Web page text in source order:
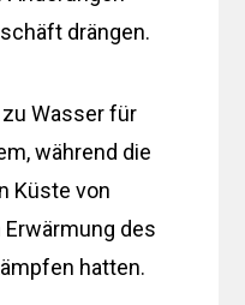
drängen.
zu Wasser für
während die
Küste von
des
hatten.